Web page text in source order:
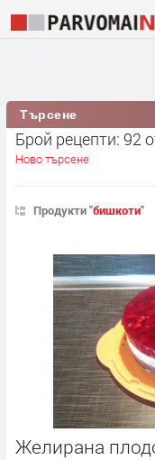
Търсене
Брой рецепти: 92
Ново търсене
Продукти "бишкоти"
Желирана